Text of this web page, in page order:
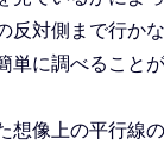
対側まで行か
に調べることが
想像上の平行線